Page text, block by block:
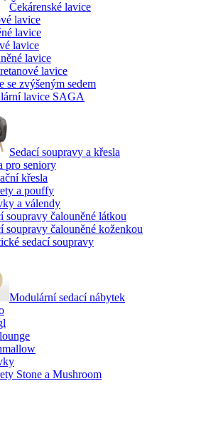
Čekárenské lavice
lavice
lavice
lavice
lavice
lavice
se zvýšeným sedem
lavice SAGA
Sedací soupravy a křesla
pro seniory
křesla
a pouffy
a válendy
soupravy čalouněné látkou
soupravy čalouněné koženkou
sedací soupravy
Modulární sedací nábytek
Stone a Mushroom